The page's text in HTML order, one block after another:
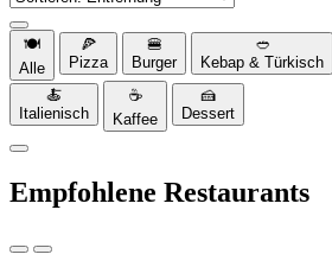
🍽️
Alle
🍕
Pizza
🍔
Burger
🥙
Kebap & Türkisch
🍝
Italienisch
☕
Kaffee
🍰
Dessert
Empfohlene Restaurants